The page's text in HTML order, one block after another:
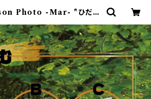
Photo -Mar- "ひだま
) | ♮リアスクライブ オフィ
シャルwebショップ